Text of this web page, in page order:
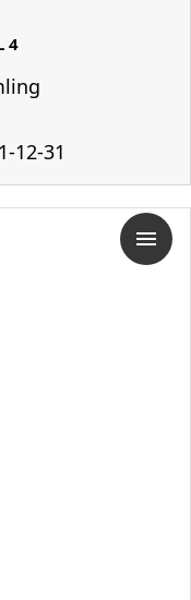
4
12-31